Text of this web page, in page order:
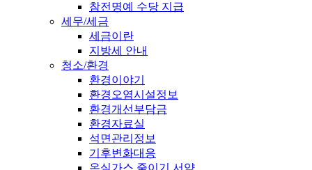
참전명예 수당 지급
세무/세금
세금이란
지방세 안내
청소/환경
환경이야기
환경오염시설정보
환경개선부담금
환경자료실
석면관리정보
기후변화대응
온실가스 줄이기 서약